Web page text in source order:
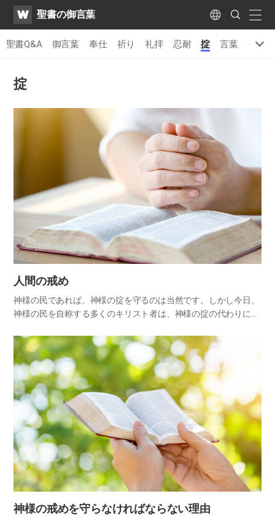
WATV聖書の御言葉 Language
Search
Submit
聖書Q&A 御言葉 奉仕 祈り 礼拝 忍耐 掟 言葉 その他
掟
人間の戒め
神様の民であれば、神様の掟を守るのは当然です。しかし今日、
神様の民を自称する多くのキリスト者は、神様の掟の代わりに聖
は、次のようなものがあります。 1.日曜礼拝 神様が定めてくださ
った…
神様の戒めを守らなければならない理由